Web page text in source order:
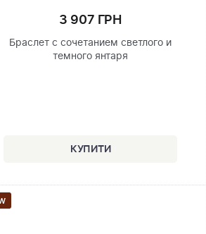
3 907 ГРН
Браслет с сочетанием светлого и
темного янтаря